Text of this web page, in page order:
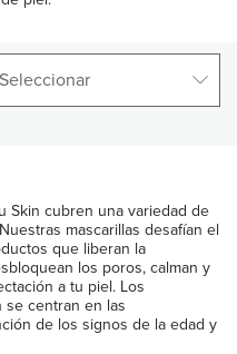
Seleccionar
Skin cubren una variedad de
mascarillas desafían el
que liberan la
los poros, calman y
a tu piel. Los
se centran en las
de los signos de la edad y